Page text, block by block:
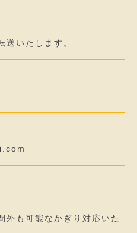
いたします。
も可能なかぎり対応いた